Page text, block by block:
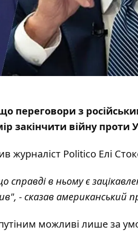
переговори з
закінчити війну проти
журналіст Politico Елі
в ньому є
- сказав американський
можливі лише за